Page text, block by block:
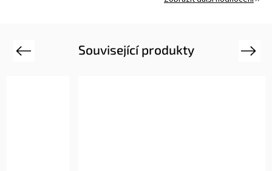
Související produkty
Previous Next